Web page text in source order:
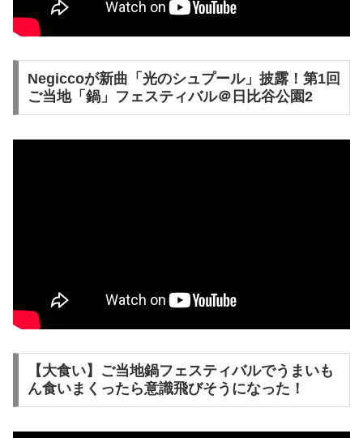
Negiccoが新曲「光のシュプール」披露！第1回
ご当地「鍋」フェスティバル＠日比谷公園2
【大食い】ご当地鍋フェスティバルでうまいも
ん食いまくったら意識飛びそうになった！